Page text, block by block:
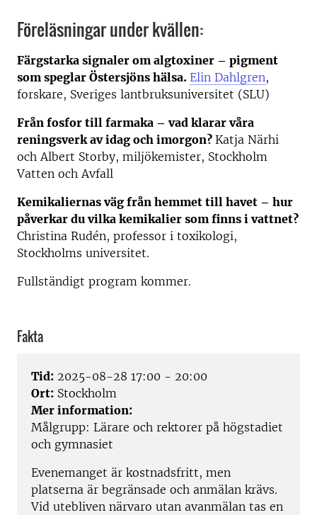
Föreläsningar under kvällen:
Färgstarka signaler om algtoxiner – pigment
som speglar Östersjöns hälsa. Elin Dahlgren,
forskare, Sveriges lantbruksuniversitet (SLU)
Från fosfor till farmaka – vad klarar våra
reningsverk av idag och imorgon? Katja Närhi
och Albert Storby, miljökemister, Stockholm
Vatten och Avfall
Kemikaliernas väg från hemmet till havet – hur
påverkar du vilka kemikalier som finns i vattnet?
Christina Rudén, professor i toxikologi,
Stockholms universitet.
Fullständigt program kommer.
Fakta
Tid: 2025-08-28 17:00 - 20:00
Ort: Stockholm
Mer information:
Målgrupp: Lärare och rektorer på högstadiet
och gymnasiet
Evenemanget är kostnadsfritt, men
platserna är begränsade och anmälan krävs.
Vid utebliven närvaro utan avanmälan tas en